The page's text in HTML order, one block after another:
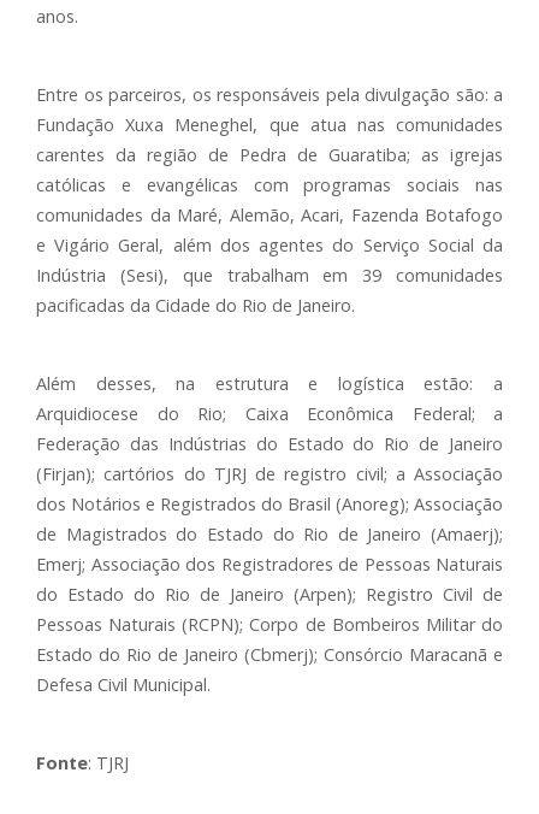
anos.
Entre os parceiros, os responsáveis pela divulgação são: a
Fundação Xuxa Meneghel, que atua nas comunidades
carentes da região de Pedra de Guaratiba; as igrejas
católicas e evangélicas com programas sociais nas
comunidades da Maré, Alemão, Acari, Fazenda Botafogo
e Vigário Geral, além dos agentes do Serviço Social da
Indústria (Sesi), que trabalham em 39 comunidades
pacificadas da Cidade do Rio de Janeiro.
Além desses, na estrutura e logística estão: a
Arquidiocese do Rio; Caixa Econômica Federal; a
Federação das Indústrias do Estado do Rio de Janeiro
(Firjan); cartórios do TJRJ de registro civil; a Associação
dos Notários e Registrados do Brasil (Anoreg); Associação
de Magistrados do Estado do Rio de Janeiro (Amaerj);
Emerj; Associação dos Registradores de Pessoas Naturais
do Estado do Rio de Janeiro (Arpen); Registro Civil de
Pessoas Naturais (RCPN); Corpo de Bombeiros Militar do
Estado do Rio de Janeiro (Cbmerj); Consórcio Maracanã e
Defesa Civil Municipal.
Fonte: TJRJ